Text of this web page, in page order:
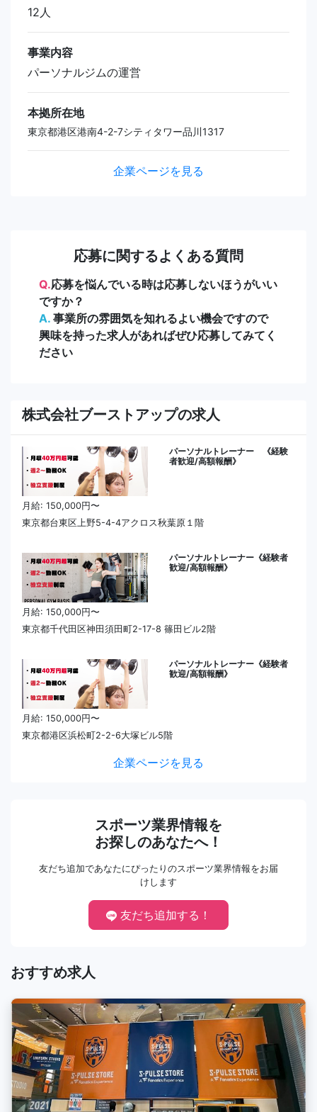
12人
事業内容
パーソナルジムの運営
本拠所在地
東京都港区港南4-2-7シティタワー品川1317
企業ページを見る
応募に関するよくある質問
Q.応募を悩んでいる時は応募しないほうがいい
ですか？
A. 事業所の雰囲気を知れるよい機会ですので
興味を持った求人があればぜひ応募してみてく
ださい
株式会社ブーストアップの求人
パーソナルトレーナー 《経験
者歓迎/高額報酬》
月給: 150,000円〜
東京都台東区上野5-4-4アクロス秋葉原１階
パーソナルトレーナー《経験者
歓迎/高額報酬》
月給: 150,000円〜
東京都千代田区神田須田町2-17-8 篠田ビル2階
パーソナルトレーナー《経験者
歓迎/高額報酬》
月給: 150,000円〜
東京都港区浜松町2-2-6大塚ビル5階
企業ページを見る
スポーツ業界情報を
お探しのあなたへ！
友だち追加であなたにぴったりのスポーツ業界情報をお届
けします
友だち追加する！
おすすめ求人